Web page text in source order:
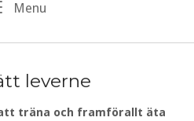
Menu
leverne
träna och framförallt äta